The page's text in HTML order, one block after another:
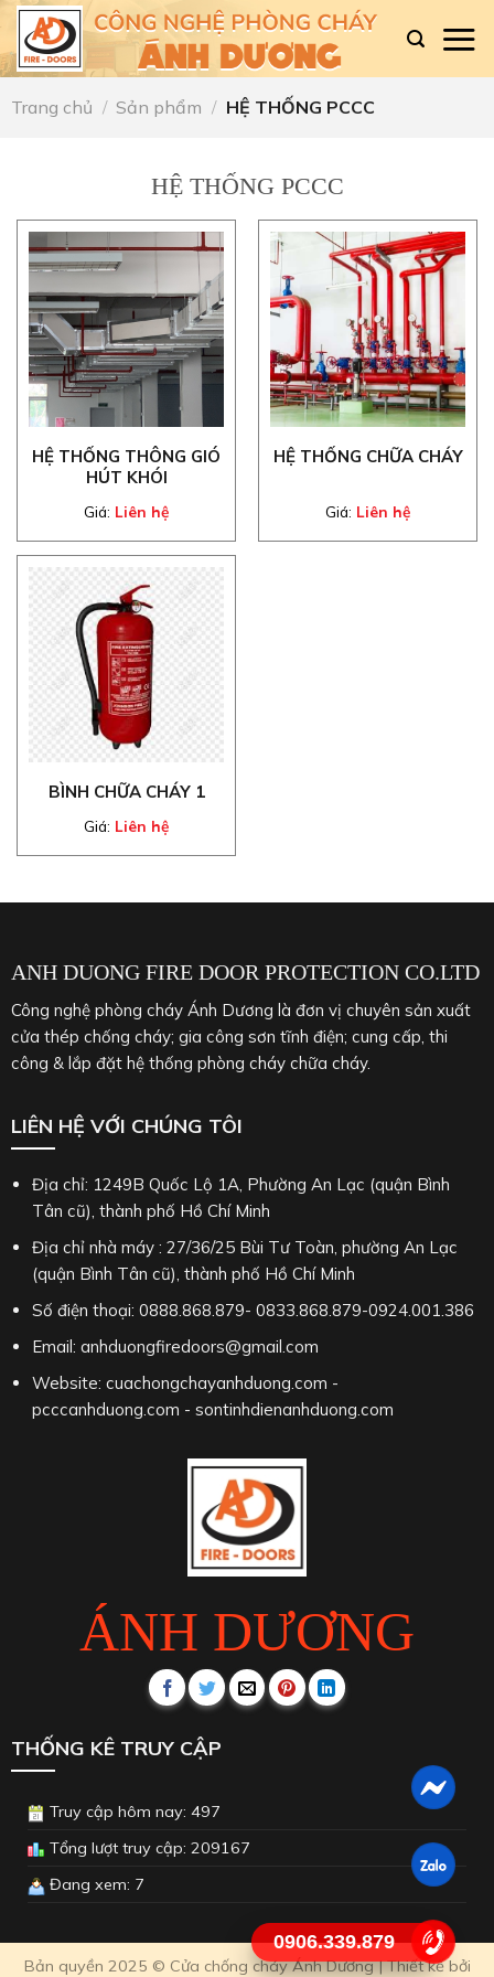
Skip
content
Trang chủ / Sản phẩm / HỆ THỐNG PCCC
HỆ THỐNG PCCC
HỆ THỐNG THÔNG GIÓ
HÚT KHÓI
Giá: Liên hệ
HỆ THỐNG CHỮA CHÁY
Giá: Liên hệ
BÌNH CHỮA CHÁY 1
Giá: Liên hệ
ANH DUONG FIRE DOOR PROTECTION CO.LTD
Công nghệ phòng cháy Ánh Dương là đơn vị chuyên sản xuất
cửa thép chống cháy; gia công sơn tĩnh điện; cung cấp, thi
công & lắp đặt hệ thống phòng cháy chữa cháy.
ÁNH DƯƠNG
LIÊN HỆ VỚI CHÚNG TÔI
Địa chỉ: 1249B Quốc Lộ 1A, Phường An Lạc (quận Bình
Tân cũ), thành phố Hồ Chí Minh
Địa chỉ nhà máy : 27/36/25 Bùi Tư Toàn, phường An Lạc
(quận Bình Tân cũ), thành phố Hồ Chí Minh
Số điện thoại: 0888.868.879- 0833.868.879-0924.001.386
Email: anhduongfiredoors@gmail.com
Website: cuachongchayanhduong.com -
pcccanhduong.com - sontinhdienanhduong.com
THỐNG KÊ TRUY CẬP
Truy cập hôm nay: 497
Tổng lượt truy cập: 209167
Đang xem: 7
Bản quyền 2025 © Cửa chống cháy Ánh Dương | Thiết kế bởi
0906.339.879